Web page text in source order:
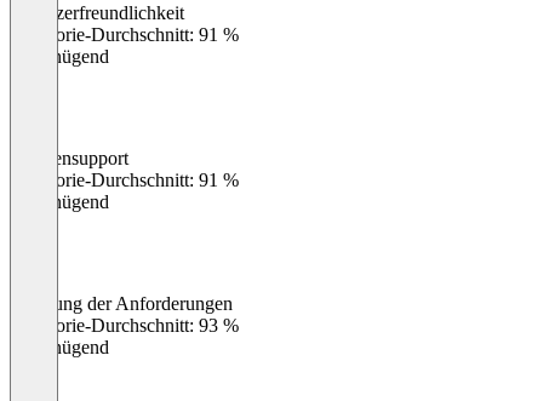
Benutzerfreundlichkeit
Kategorie-Durchschnitt: 91 %
Ungenügend
Kundensupport
Kategorie-Durchschnitt: 91 %
Ungenügend
Erfüllung der Anforderungen
Kategorie-Durchschnitt: 93 %
Ungenügend